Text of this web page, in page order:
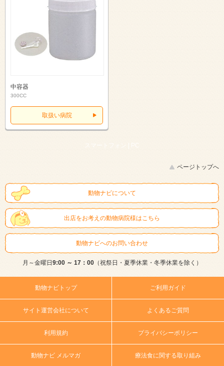
中容器
300CC
取扱い病院
スマートフォン | PC
ページトップへ
動物ナビについて
出店をお考えの動物病院様はこちら
動物ナビへのお問い合わせ
月～金曜日9:00 ～ 17：00（祝祭日・夏季休業・冬季休業を除く）
動物ナビトップ ご利用ガイド
サイト運営会社について よくあるご質問
利用規約 プライバシーポリシー
動物ナビ メルマガ 療法食に関する取り組み